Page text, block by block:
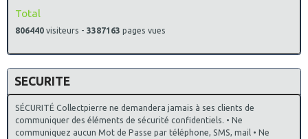
Total
806440 visiteurs - 3387163 pages vues
SECURITE
SÉCURITÉ Collectpierre ne demandera jamais à ses clients de
communiquer des éléments de sécurité confidentiels. • Ne
communiquez aucun Mot de Passe par téléphone, SMS, mail • Ne